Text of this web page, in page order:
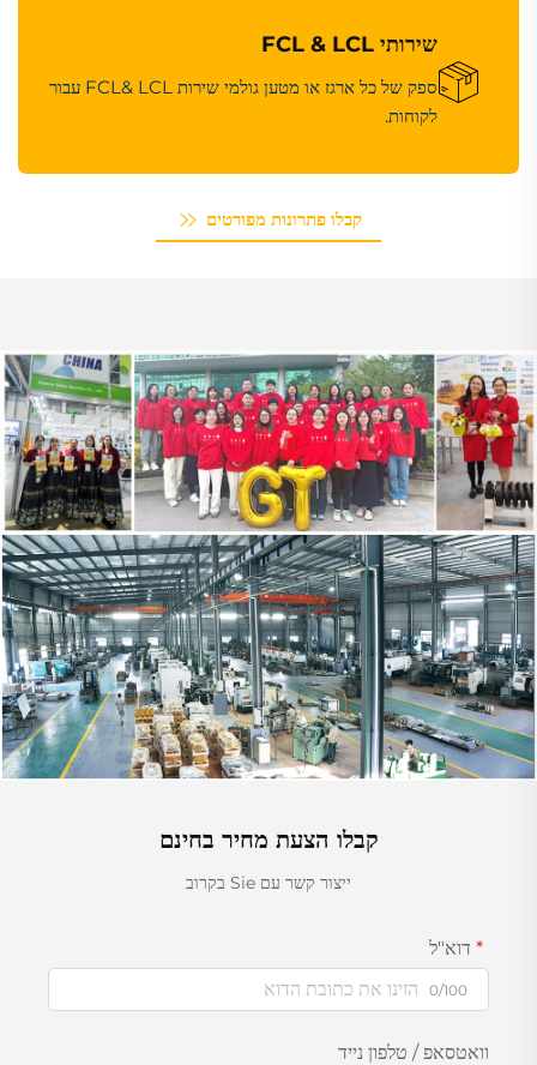
שירותי FCL & LCL
ספק של כל ארגז או מטען גולמי שירות FCL& LCL עבור
לקוחות.
קבלו פתרונות מפורטים
קבלו הצעת מחיר בחינם
ייצור קשר עם Sie בקרוב
דוא"ל
0/100
וואטסאפ / טלפון נייד